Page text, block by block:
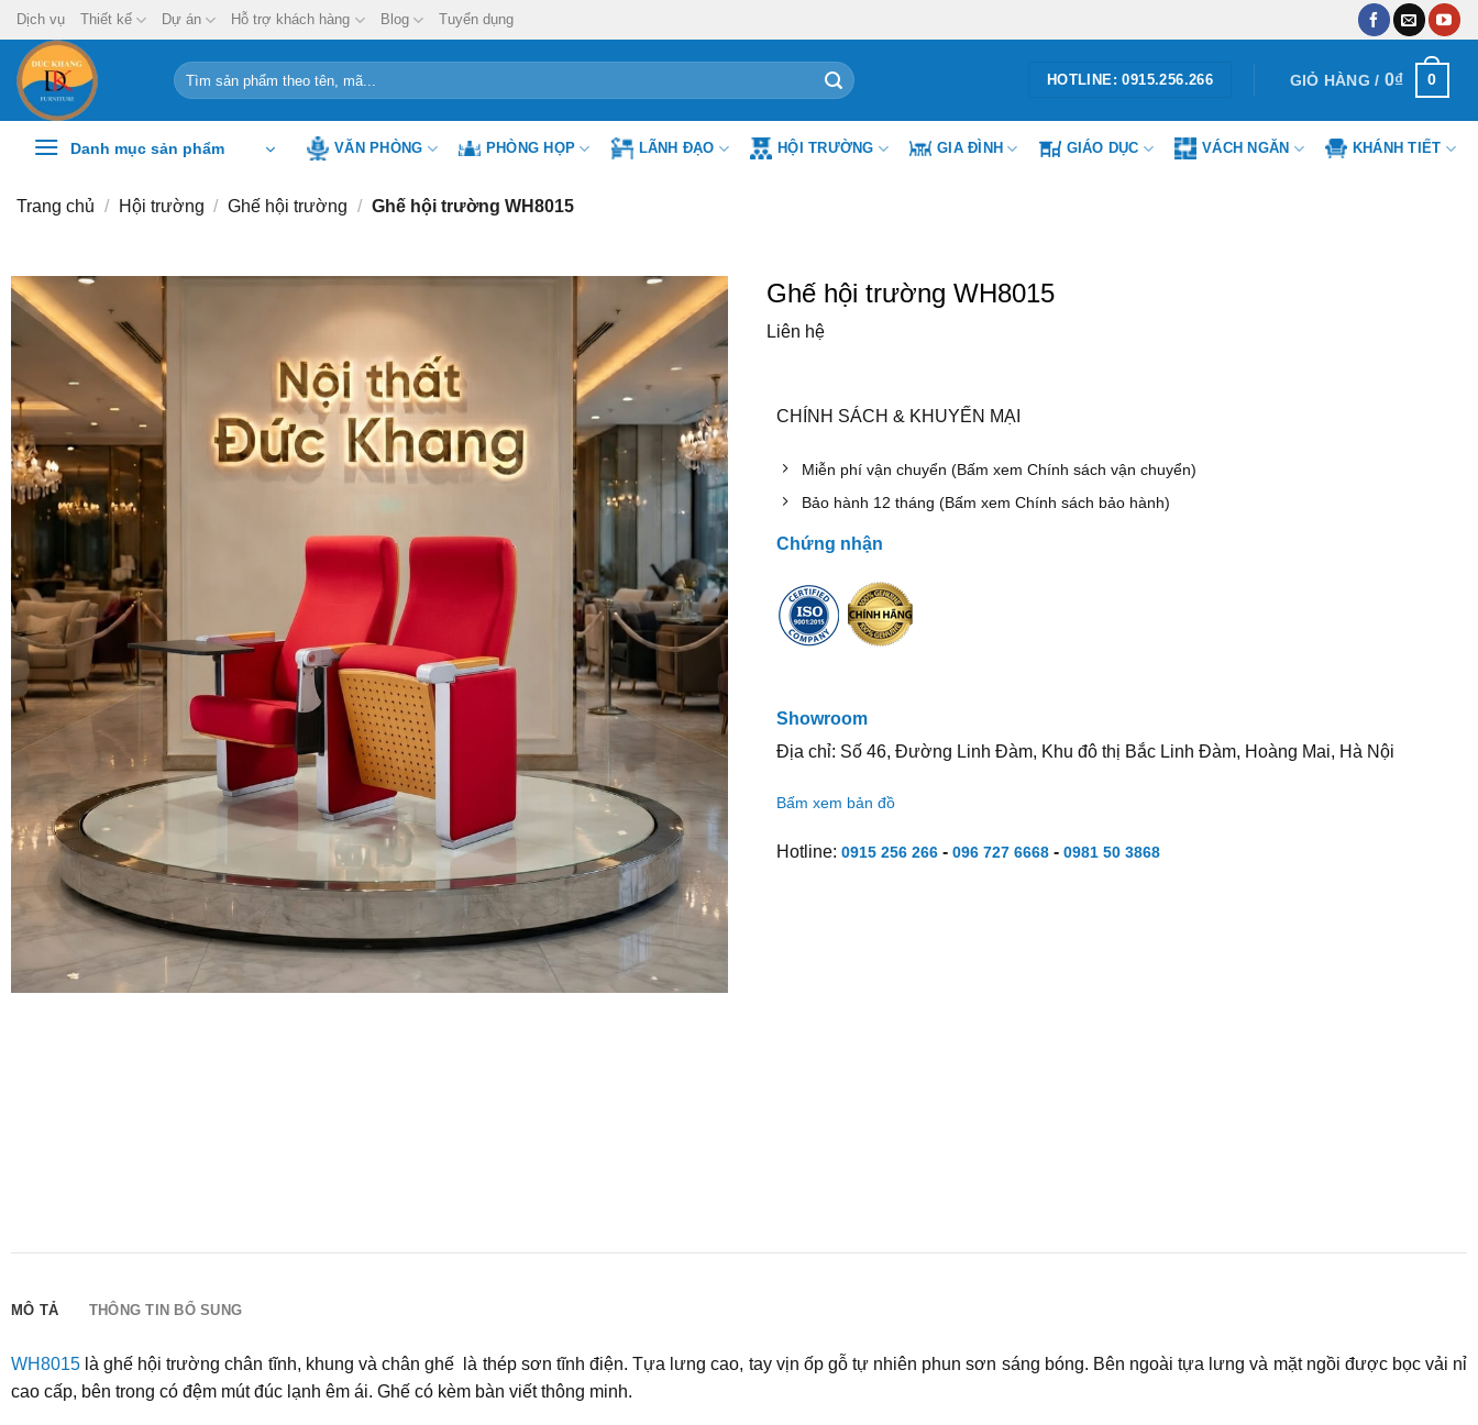
Chuyển
đến
nội
dung
Dịch vụ Thiết kế Dự án Hỗ trợ khách hàng Blog Tuyển dụng
Tìm
kiếm:
HOTLINE: 0915.256.266 GIỎ HÀNG / 0₫ 0
Danh mục sản phẩm VĂN PHÒNG PHÒNG HỌP LÃNH ĐẠO HỘI TRƯỜNG GIA ĐÌNH GIÁO DỤC VÁCH NGĂN KHÁNH TIẾT
Trang chủ / Hội trường / Ghế hội trường / Ghế hội trường WH8015
Ghế hội trường WH8015
Liên hệ
CHÍNH SÁCH & KHUYẾN MẠI
Miễn phí vận chuyển (Bấm xem Chính sách vận chuyển)
Bảo hành 12 tháng (Bấm xem Chính sách bảo hành)
Chứng nhận
Showroom
Địa chỉ: Số 46, Đường Linh Đàm, Khu đô thị Bắc Linh Đàm, Hoàng Mai, Hà Nội
Bấm xem bản đồ
Hotline: 0915 256 266- 096 727 6668- 0981 50 3868
MÔ TẢ THÔNG TIN BỔ SUNG
WH8015là ghế hội trường chân tĩnh, khung và chân ghế là thép sơn tĩnh điện. Tựa lưng cao, tay vịn ốp gỗ tự nhiên phun sơn sáng bóng. Bên ngoài tựa lưng và mặt ngồi được bọc vải nỉ
cao cấp, bên trong có đệm mút đúc lạnh êm ái. Ghế có kèm bàn viết thông minh.